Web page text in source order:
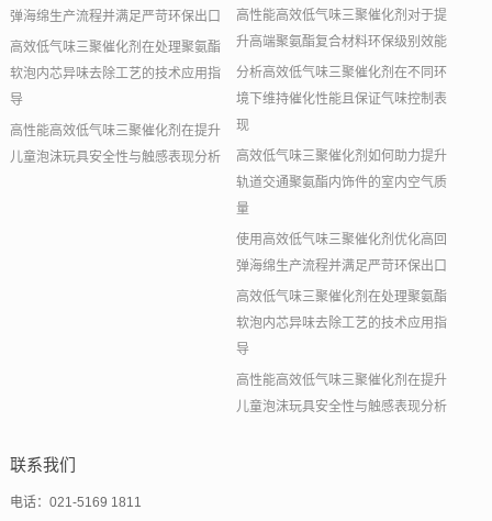
弹海绵生产流程并满足严苛环保出口
高效低气味三聚催化剂在处理聚氨酯
软泡内芯异味去除工艺的技术应用指
导
高性能高效低气味三聚催化剂在提升
儿童泡沫玩具安全性与触感表现分析
高性能高效低气味三聚催化剂对于提
升高端聚氨酯复合材料环保级别效能
分析高效低气味三聚催化剂在不同环
境下维持催化性能且保证气味控制表
现
高效低气味三聚催化剂如何助力提升
轨道交通聚氨酯内饰件的室内空气质
量
使用高效低气味三聚催化剂优化高回
弹海绵生产流程并满足严苛环保出口
高效低气味三聚催化剂在处理聚氨酯
软泡内芯异味去除工艺的技术应用指
导
高性能高效低气味三聚催化剂在提升
儿童泡沫玩具安全性与触感表现分析
联系我们
电话：021-5169 1811